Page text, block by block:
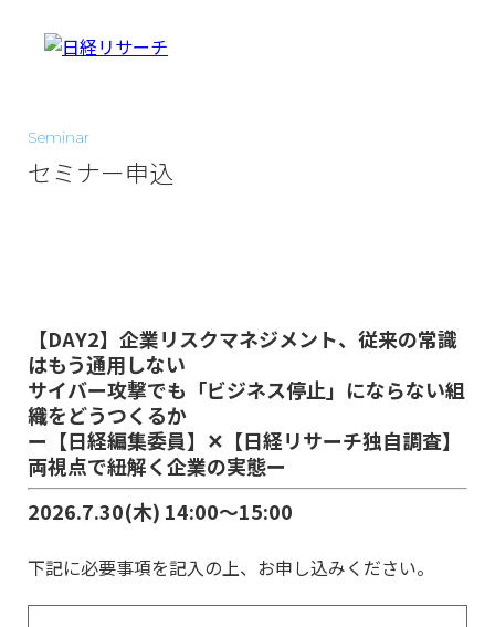
Seminar
セミナー申込
【DAY2】企業リスクマネジメント、従来の常識
はもう通用しない
サイバー攻撃でも「ビジネス停止」にならない組
織をどうつくるか
ー【日経編集委員】✕【日経リサーチ独自調査】
両視点で紐解く企業の実態ー
2026.7.30(木) 14:00～15:00
下記に必要事項を記入の上、お申し込みください。